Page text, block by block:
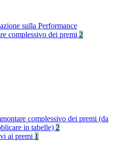
sulla Performance
complessivo dei premi 2
complessivo dei premi (da
in tabelle) 2
ai premi 1